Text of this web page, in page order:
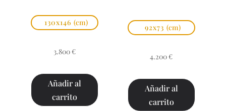
130x146 (cm)
3.800 €
Añadir al
carrito
92x73 (cm)
4.200 €
Añadir al
carrito